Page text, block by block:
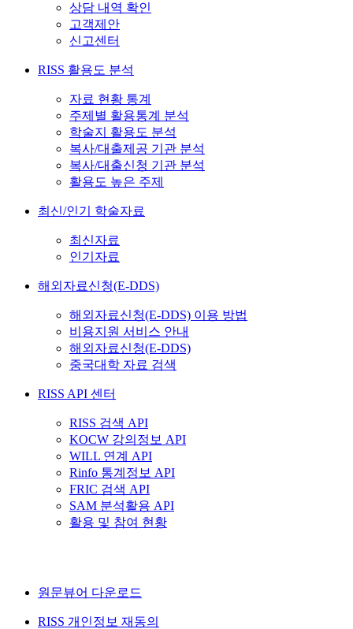
상담 내역 확인
고객제안
신고센터
RISS 활용도 분석
자료 현황 통계
주제별 활용통계 분석
학술지 활용도 분석
복사/대출제공 기관 분석
복사/대출신청 기관 분석
활용도 높은 주제
최신/인기 학술자료
최신자료
인기자료
해외자료신청(E-DDS)
해외자료신청(E-DDS) 이용 방법
비용지원 서비스 안내
해외자료신청(E-DDS)
중국대학 자료 검색
RISS API 센터
RISS 검색 API
KOCW 강의정보 API
WILL 연계 API
Rinfo 통계정보 API
FRIC 검색 API
SAM 분석활용 API
활용 및 참여 현황
원문뷰어 다운로드
RISS 개인정보 재동의